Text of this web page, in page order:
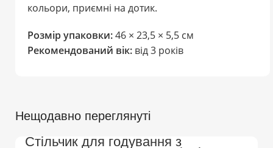
кольори, приємні на дотик.
Розмір упаковки:46 × 23,5 × 5,5 см
Рекомендований вік: від 3 років
Нещодавно переглянуті
Стільчик для годування з